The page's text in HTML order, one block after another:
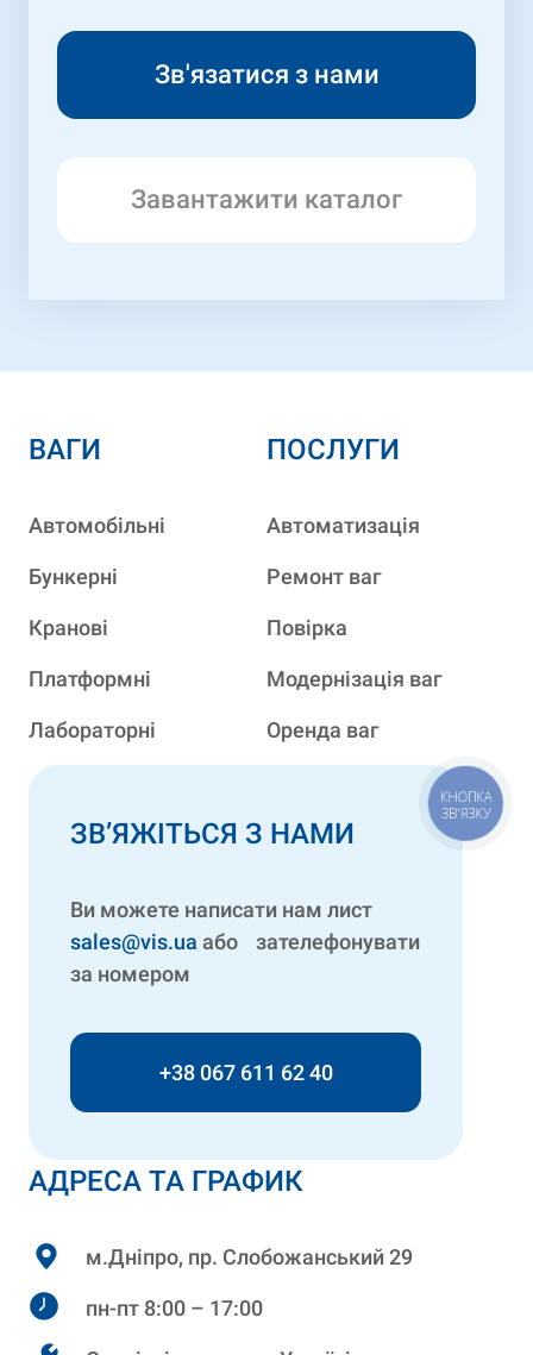
Завантажити каталог
АДРЕСА ТА ГРАФИК
м.Дніпро, пр. Слобожанський 29
пн-пт 8:00 – 17:00
ВАГИ
Автомобільні
Бункерні
Кранові
Платформні
Лабораторні
ПОСЛУГИ
Автоматизація
Ремонт ваг
Повірка
Модернізація ваг
Оренда ваг
ЗВ’ЯЖІТЬСЯ З НАМИ
Ви можете написати нам лист
sales@vis.ua або зателефонувати
за номером
+38 067 611 62 40
КНОПКА
ЗВ'ЯЗКУ